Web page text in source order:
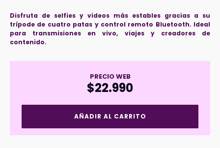
Disfruta de selfies y videos más estables gracias a su
trípode de cuatro patas y control remoto Bluetooth. Ideal
para transmisiones en vivo, viajes y creadores de
contenido.
PRECIO WEB
$22.990
HOCO
AÑADIR AL CARRITO